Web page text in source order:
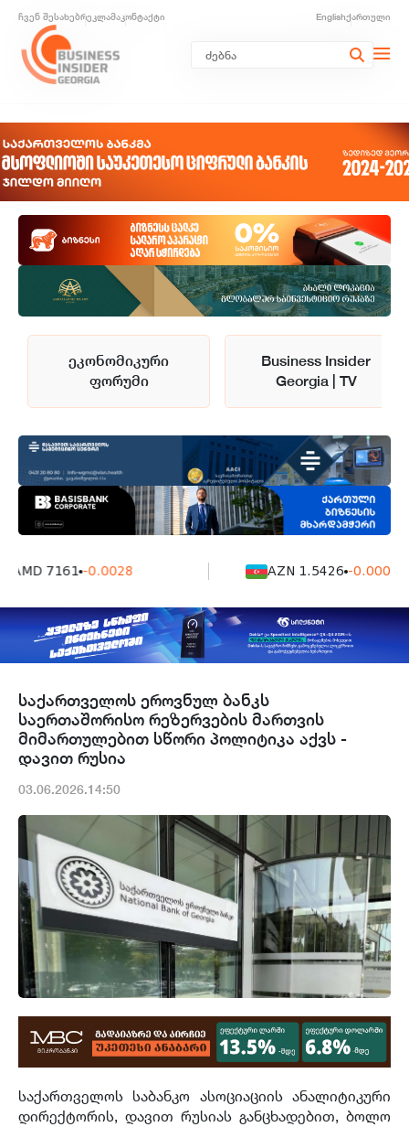
ჩვენ შესახებრეკლამაკონტაქტი Englishქართული
ეკონომიკური
ფორუმი
Business Insider
Georgia | TV
AMD 7161 -0.0028 AZN 1.5426 -0.0004
საქართველოს ეროვნულ ბანკს
საერთაშორისო რეზერვების მართვის
მიმართულებით სწორი პოლიტიკა აქვს -
დავით რუსია
03.06.2026.14:50
საქართველოს საბანკო ასოციაციის ანალიტიკური
დირექტორის, დავით რუსიას განცხადებით, ბოლო